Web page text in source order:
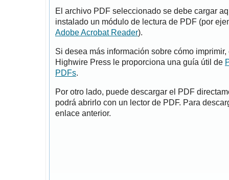
El archivo PDF seleccionado se debe cargar
instalado un módulo de lectura de PDF (por
Adobe Acrobat Reader).
Si desea más información sobre cómo
Highwire Press le proporciona una guía útil de
PDFs.
Por otro lado, puede descargar el PDF
podrá abrirlo con un lector de PDF. Para
enlace anterior.